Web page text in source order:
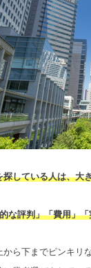
している人は、大
な評判」「費用」
ら下までピンキリ